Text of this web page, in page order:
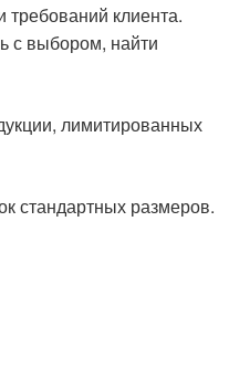
требований клиента.
с выбором, найти
лимитированных
стандартных размеров.